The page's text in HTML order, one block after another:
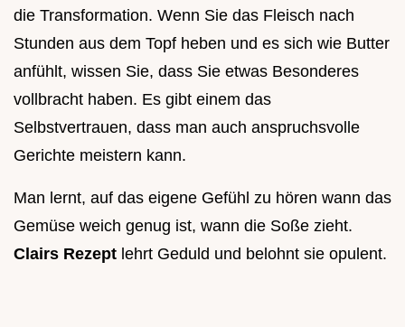
die Transformation. Wenn Sie das Fleisch nach
Stunden aus dem Topf heben und es sich wie Butter
anfühlt, wissen Sie, dass Sie etwas Besonderes
vollbracht haben. Es gibt einem das
Selbstvertrauen, dass man auch anspruchsvolle
Gerichte meistern kann.
Man lernt, auf das eigene Gefühl zu hören wann das
Gemüse weich genug ist, wann die Soße zieht.
Clairs Rezept lehrt Geduld und belohnt sie opulent.